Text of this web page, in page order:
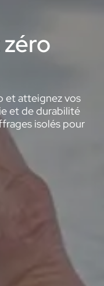
et atteignez vos
et de durabilité
isolés pour